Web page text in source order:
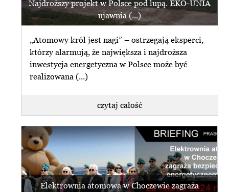
Najdroższy projekt w Polsce pod lupą. EKO-UNIA
ujawnia (...)
„Atomowy król jest nagi” – ostrzegają eksperci,
którzy alarmują, że największa i najdroższa
inwestycja energetyczna w Polsce może być
realizowana (...)
czytaj całość
Elektrownia atomowa w Choczewie zagraża